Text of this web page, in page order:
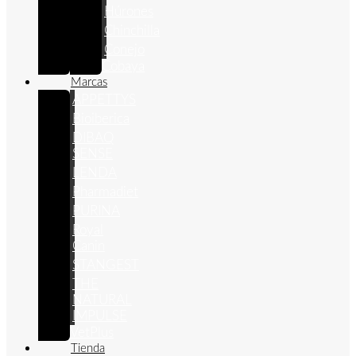
Húrones
Chinchilla
Conejo
Marcas
APPETTYS
Bioiberica
DIBAQ
SENSE
LENDA
Pharmadiet
PURINA
Royal
Canin
STANGEST
NATURAL
Tienda